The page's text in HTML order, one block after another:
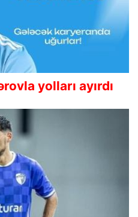
yolları ayırdı